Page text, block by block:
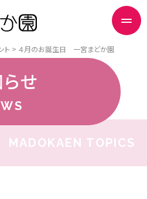
ト ４月のお誕生日 一宮まどか園
せ
MADOKAEN TOPICS